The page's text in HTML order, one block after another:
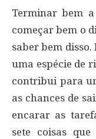
Terminar bem
começar bem o
saber bem
uma espécie de
contribui para
as chances de
encarar as
sete coisas que